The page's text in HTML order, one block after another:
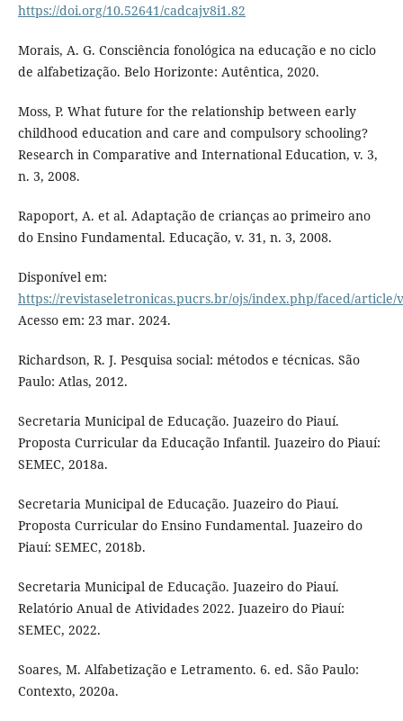
https://doi.org/10.52641/cadcajv8i1.82
Morais, A. G. Consciência fonológica na educação e no ciclo
de alfabetização. Belo Horizonte: Autêntica, 2020.
Moss, P. What future for the relationship between early
childhood education and care and compulsory schooling?
Research in Comparative and International Education, v. 3,
n. 3, 2008.
Rapoport, A. et al. Adaptação de crianças ao primeiro ano
do Ensino Fundamental. Educação, v. 31, n. 3, 2008.
Disponível em:
https://revistaseletronicas.pucrs.br/ojs/index.php/faced/article/
Acesso em: 23 mar. 2024.
Richardson, R. J. Pesquisa social: métodos e técnicas. São
Paulo: Atlas, 2012.
Secretaria Municipal de Educação. Juazeiro do Piauí.
Proposta Curricular da Educação Infantil. Juazeiro do Piauí:
SEMEC, 2018a.
Secretaria Municipal de Educação. Juazeiro do Piauí.
Proposta Curricular do Ensino Fundamental. Juazeiro do
Piauí: SEMEC, 2018b.
Secretaria Municipal de Educação. Juazeiro do Piauí.
Relatório Anual de Atividades 2022. Juazeiro do Piauí:
SEMEC, 2022.
Soares, M. Alfabetização e Letramento. 6. ed. São Paulo:
Contexto, 2020a.